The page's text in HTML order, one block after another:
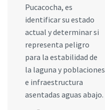
Pucacocha, es
identificar su estado
actual y determinar si
representa peligro
para la estabilidad de
la laguna y poblaciones
e infraestructura
asentadas aguas abajo.